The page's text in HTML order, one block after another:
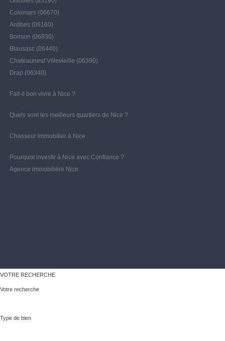
Colomars (06670)
Antibes (06160)
Bonson (06830)
Blausasc (06440)
Chateauneuf Villevieille (06390)
Drap (06340)
Fait-il bon vivre à Nice ?
Quels sont les meilleurs quartiers de Nice ?
Chasseur immobilier à Nice
Pourquoi investir à Nice avec Confiance ?
Agence immobilière Nice
VOTRE RECHERCHE
Votre recherche
Type de bien